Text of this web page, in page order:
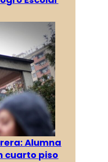
Alumna
cuarto piso